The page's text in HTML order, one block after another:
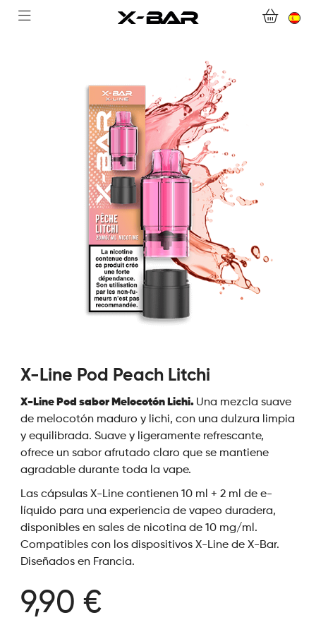
ABONNEMENTS
COLLECTIONS
CONTACTA CON NOSOTROS
PREGUNTAS MÁS FRECUENTES
CONVIÉRTASE EN UN MAYORISTA DE X-BAR
X-Line Pod Peach Litchi
X-Line Pod sabor Melocotón Lichi. Una mezcla suave
de melocotón maduro y lichi, con una dulzura limpia
y equilibrada. Suave y ligeramente refrescante,
ofrece un sabor afrutado claro que se mantiene
agradable durante toda la vape.
Las cápsulas X-Line contienen 10 ml + 2 ml de e-
líquido para una experiencia de vapeo duradera,
disponibles en sales de nicotina de 10 mg/ml.
Compatibles con los dispositivos X-Line de X-Bar.
Diseñados en Francia.
9,90 €